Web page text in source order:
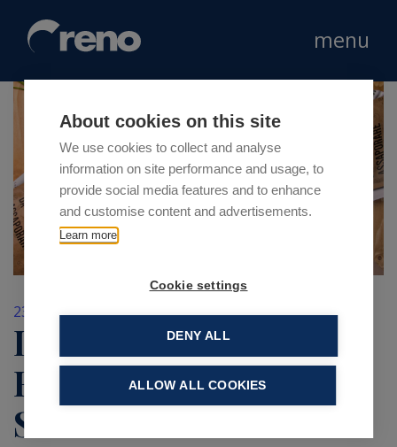
About cookies on this site
We use cookies to collect and analyse
information on site performance and usage, to
provide social media features and to enhance
and customise content and advertisements.
Learn more
Cookie settings
DENY ALL
ALLOW ALL COOKIES
menu
23 Novembre 2018
La Piadineria apre a
Roma presso la
Stazione Tiburtina